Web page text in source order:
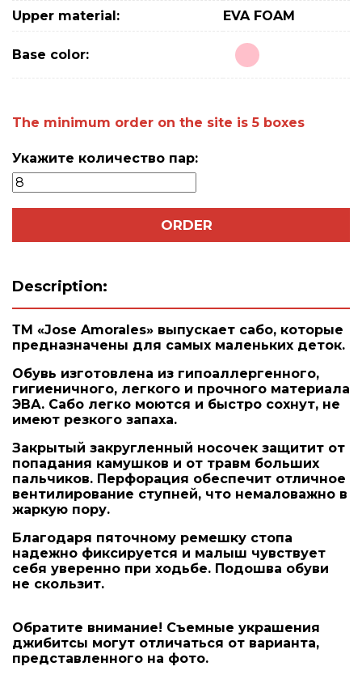
Upper material:
EVA FOAM
Base color:
The minimum order on the site is 5 boxes
Укажите количество пар:
ORDER
Description:
ТМ «Jose Amorales» выпускает сабо, которые
предназначены для самых маленьких деток.
Обувь изготовлена из гипоаллергенного,
гигиеничного, легкого и прочного материала
ЭВА. Сабо легко моются и быстро сохнут, не
имеют резкого запаха.
Закрытый закругленный носочек защитит от
попадания камушков и от травм больших
пальчиков. Перфорация обеспечит отличное
вентилирование ступней, что немаловажно в
жаркую пору.
Благодаря пяточному ремешку стопа
надежно фиксируется и малыш чувствует
себя уверенно при ходьбе. Подошва обуви
не скользит.
Обратите внимание! Съемные украшения
джибитсы могут отличаться от варианта,
представленного на фото.